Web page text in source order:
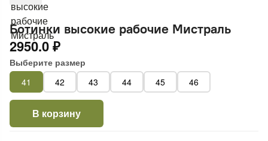
Ботинки высокие рабочие Мистраль
2950.0 ₽
Выберите размер
41
42 43 44 45 46
В корзину